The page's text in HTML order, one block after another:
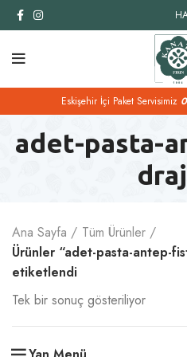
Eskişehir İçi Paket Servisimiz
adet-pasta-
Ana Sayfa
Tüm Ürünler
Ürünler “adet-pasta-antep-
etiketlendi
Tek bir sonuç gösteriliyor